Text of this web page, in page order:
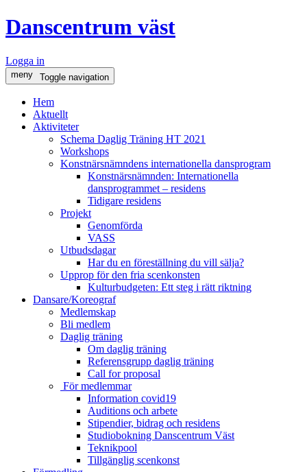
Danscentrum väst
Logga in
meny Toggle navigation
Hem
Aktuellt
Aktiviteter
Schema Daglig Träning HT 2021
Workshops
Konstnärsnämndens internationella dansprogram
Konstnärsnämnden: Internationella
dansprogrammet – residens
Tidigare residens
Projekt
Genomförda
VASS
Utbudsdagar
Har du en föreställning du vill sälja?
Upprop för den fria scenkonsten
Kulturbudgeten: Ett steg i rätt riktning
Dansare/Koreograf
Medlemskap
Bli medlem
Daglig träning
Om daglig träning
Referensgrupp daglig träning
Call for proposal
För medlemmar
Information covid19
Auditions och arbete
Stipendier, bidrag och residens
Studiobokning Danscentrum Väst
Teknikpool
Tillgänglig scenkonst